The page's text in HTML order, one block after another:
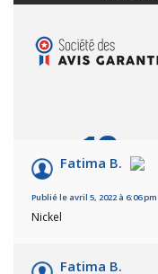
10/10
Basé sur 2 avis
Fatima B.
Publié le avril 5, 2022 à 6:06 pm
Nickel
Fatima B.